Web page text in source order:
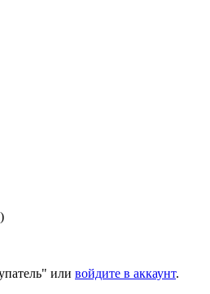
или войдите в аккаунт.